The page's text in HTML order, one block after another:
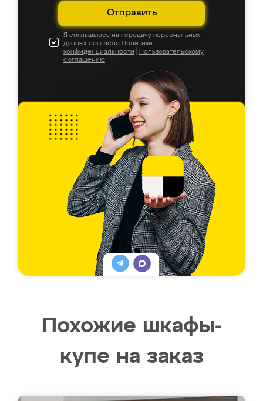
Отправить
Я соглашаюсь на передачу персональных
данных согласно Политике
конфиденциальности
Пользовательскому
соглашению
Похожие шкафы-
купе на заказ